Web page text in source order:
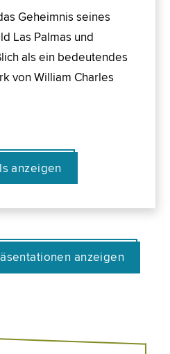
Geheimnis seines
Las Palmas und
als ein bedeutendes
von William Charles
anzeigen
anzeigen